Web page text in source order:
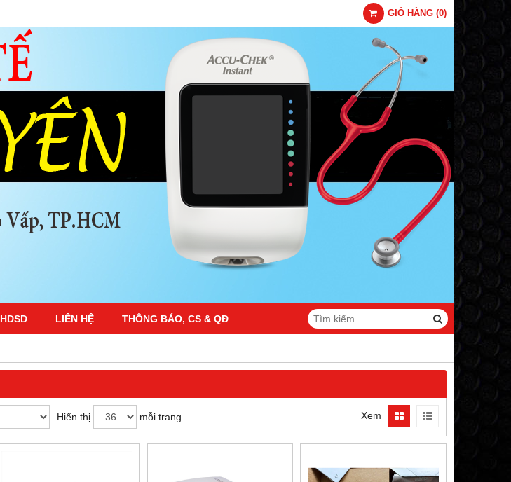
GIỎ HÀNG (0)
HDSD LIÊN HỆ THÔNG BÁO, CS & QĐ
Hiển thị mỗi trang Xem